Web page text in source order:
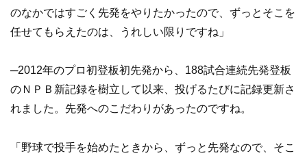
のなかではすごく先発をやりたかったので、ずっとそこを
任せてもらえたのは、うれしい限りですね」
─2012年のプロ初登板初先発から、188試合連続先発登板
のＮＰＢ新記録を樹立して以来、投げるたびに記録更新さ
れました。先発へのこだわりがあったのですね。
「野球で投手を始めたときから、ずっと先発なので、そこ